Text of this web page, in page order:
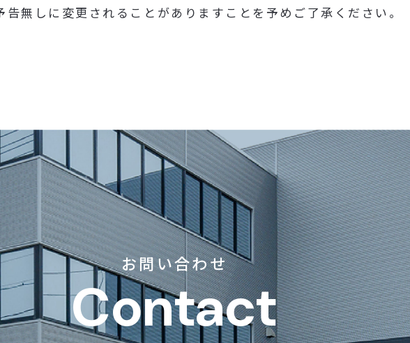
無しに変更されることがありますことを予めご了承ください。
お問い合わせ
Contact